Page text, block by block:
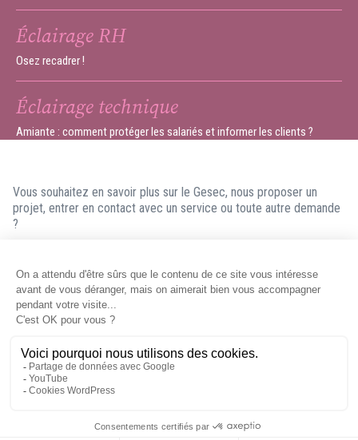
Éclairage RH
Osez recadrer !
Éclairage technique
Amiante : comment protéger les salariés et informer les clients ?
Vous souhaitez en savoir plus sur le Gesec, nous proposer un
projet, entrer en contact avec un service ou toute autre demande
?
répondre dans les meilleurs délais.